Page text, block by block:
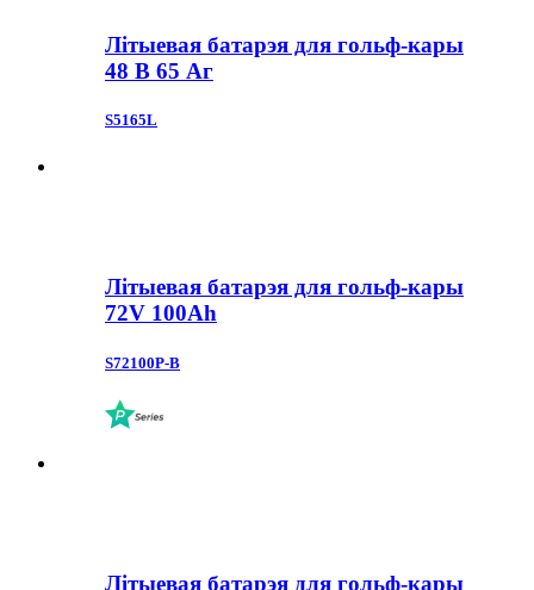
Літыевая батарэя для гольф-кары
48 В 65 Аг
S5165L
Літыевая батарэя для гольф-кары
72V 100Ah
S72100P-B
Літыевая батарэя для гольф-кары